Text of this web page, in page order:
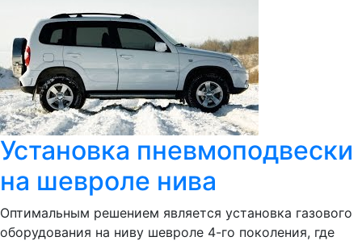
Установка пневмоподвески
на шевроле нива
Оптимальным решением является установка газового
оборудования на ниву шевроле 4-го поколения, где